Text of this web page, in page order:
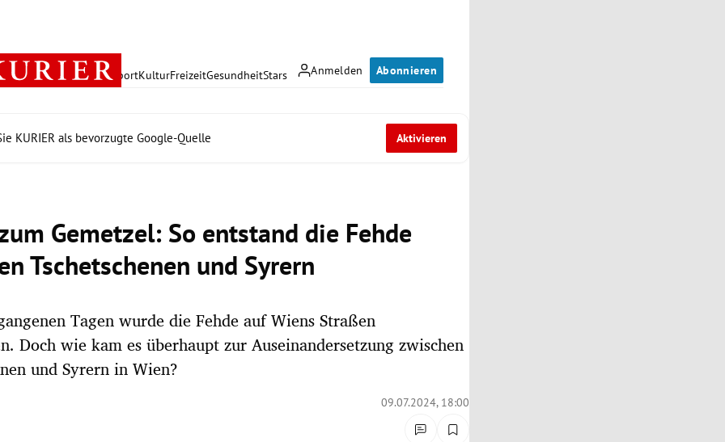
Anmelden Abonnieren
PolitikWirtschaft SportKulturFreizeitGesundheitStars
KURIER als bevorzugte Google-Quelle Aktivieren
Gemetzel: So entstand die Fehde
Tschetschenen und Syrern
Tagen wurde die Fehde auf Wiens Straßen
Doch wie kam es überhaupt zur Auseinandersetzung zwischen
und Syrern in Wien?
09.07.2024, 18:00